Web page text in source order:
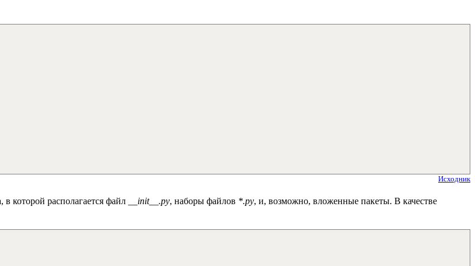
Исходник
которой располагается файл __init__.py, наборы файлов *.py, и, возможно, вложенные пакеты. В качестве